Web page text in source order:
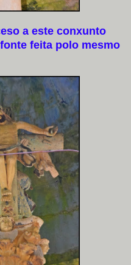
a este conxunto
feita polo mesmo